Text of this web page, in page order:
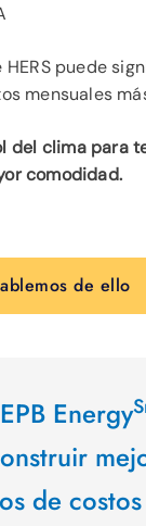
HERS puede
mensuales
del clima para
comodidad.
de ello
Energy
de